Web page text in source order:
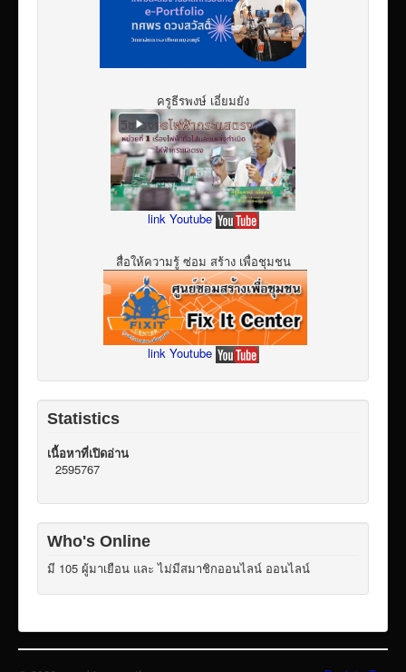
ครูธีรพงษ์ เอี่ยมยัง
link Youtube
สื่อให้ความรู้ ซ่อม สร้าง เพื่อชุมชน
link Youtube
Statistics
เนื้อหาที่เปิดอ่าน
2595767
Who's Online
มี 105 ผู้มาเยือน และ ไม่มีสมาชิกออนไลน์ ออนไลน์